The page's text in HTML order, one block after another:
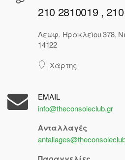
210 2810019 ,
Λεωφ. Ηρακλείου 378,
14122
Χάρτης
EMAIL
info@theconsoleclub.gr
Ανταλλαγές